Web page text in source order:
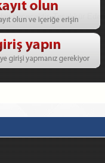
geçecektir. Teşekkür